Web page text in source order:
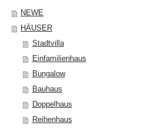
NEWE
HÄUSER
Stadtvilla
Einfamilienhaus
Bungalow
Bauhaus
Doppelhaus
Reihenhaus